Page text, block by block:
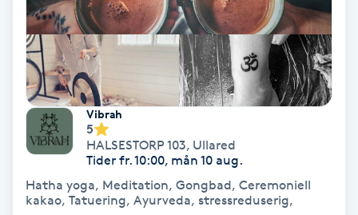
Gruppträning
Gua Sha-massage
Hatha Yoga
Healing
Vibrah
5
HALSESTORP 103, Ullared
Tider fr. 10:00, mån 10 aug.
Hatha yoga, Meditation, Gongbad, Ceremoniell
kakao, Tatuering, Ayurveda, stressreduserig,